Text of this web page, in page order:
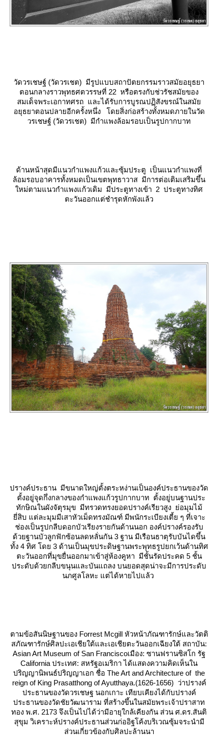
วัดวรเชษฐ์ (วัดวรเชต) มีรูปแบบสถาปัตยกรรมราวสมัยอยุธยา
ตอนกลางราวพุทธศตวรรษที่ 22 หรือตรงกับช่วรัชสมัยของ
สมเด็จพระเอกาทศรถ และได้รับการบูรณปฏิสังขรณ์ในสมั
อยุธยาตอนปลายอีกครั้งหนึ่ง โดยสิ่งก่อสร้างทั้งหมดภายในวัด
วรเชษฐ์ (วัดวรเชต) มีกำแพงล้อมรอบเป็นรูปกากบาท
ด้านหน้าสุดมีแนวกำแพงแก้วและซุ้มประตู เป็นแนวกำแพงที่
ล้อมรอบอาคารทั้งหมดเป็นเขตพุทธาวาส มีการต่อเติมเสริมขึ้น
หม่ตามแนวกำแพงแก้วเดิม มีประตูทางเข้า 2 ประตูทางทิศ
ตะวันออกแต่ชำรุดหักพังแล้ว
ปรางค์ประธาน มีขนาดใหญ่ตั้งตระหง่านเป็นองค์ประธานของวัด
ตั้งอยู่จุดกึ่งกลางของกำแพงแก้วรูปกากบาท ตั้งอยู่บนฐานประ
ทักษิณในผังจัตุรมุข มีทรวดทรงยอดปรางค์เรียวสูง ย่อมุมไม้
ี่สิบ แต่ละมุมมีเสาหัวเม็ดทรงมัณฑ์ มีพนักระเบียงเตี้ย ๆ ที่เจาะ
ช่องเป็นรูปกลีบดอกบัวเรียงรายกันด้านนอก องค์ปรางค์รองรับ
ด้วยฐานบัวลูกฟักซ้อนลดหลั่นกัน 3 ฐาน มีเรือนธาตุรับบันไดขึ้น
ทั้ง 4 ทิศ โดย 3 ด้านเป็นมุขประดิษฐานพระพุทธรูปยกเว้นด้านทิศ
ตะวันออกที่มุขยื่นออกมาเข้าสู่ห้องคูหา มีชั้นรัดประคด 5 ชั้น
ประดับด้วยกลีบขนุนและบันแถลง บนยอดสุดน่าจะมีการประดับ
นภศูลโลหะ แต่ได้หายไปแล้ว
ตามข้อสันนิษฐานของ Forrest Mcgill หัวหน้าภัณฑารักษ์และวัตติ
สภัณฑารักษ์ศิลปะเอเชียใต้และเอเชียตะวันออกเฉียงใต้ สถาบัน:
Asian Art Museum of San Franciscoเมือง: ซานฟรานซิสโก รัฐ
California ประเทศ: สหรัฐอเมริกา ได้แสดงความคิดเห็นใน
ปริญญานิพนธ์ปริญญาเอก ชื่อ The Art and Architecture of the
reign of King Prasatthong of Ayutthaya.(1626-1656) ว่าปรางค์
ประธานของวัดวรเชษฐ นอกเกาะ เทียบเคียงได้กับปรางค์
ประธานของวัดชัยวัฒนาราม ที่สร้างขึ้นในสมัยพระเจ้าปราสาท
ทอง พ.ศ. 2173 จึงเป็นไปได้ว่ามีอายุใกล้เคียงกัน ส่วน ศ.ดร.สันติ
สุขุม วิเคราะห์ปรางค์ประธานส่วนก่ออิฐโค้งบริเวณซุ้มจระนำมี
ส่วนเกี่ยวข้องกับศิลปะล้านนา